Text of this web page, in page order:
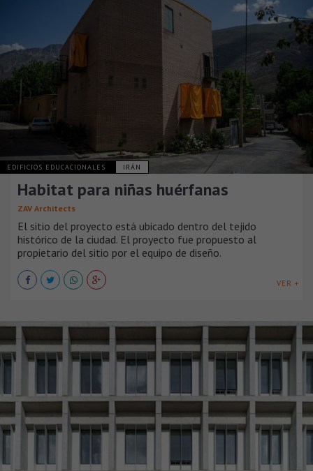
EDIFICIOS EDUCACIONALES IRÁN
Habitat para niñas huérfanas
ZAV Architects
El sitio del proyecto está ubicado dentro del tejido
histórico de la ciudad. El proyecto fue propuesto al
propietario del sitio por el equipo de diseño.
VER +